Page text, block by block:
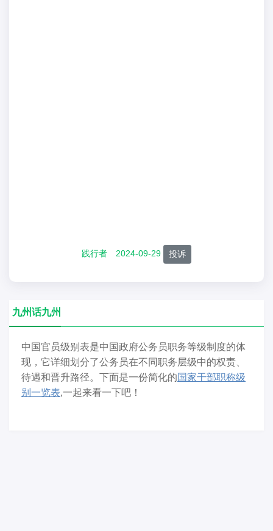
践行者 2024-09-29 投诉
九州话九州
中国官员级别表是中国政府公务员职务等级制度的体
现，它详细划分了公务员在不同职务层级中的权责、
待遇和晋升路径。下面是一份简化的国家干部职称级
别一览表,一起来看一下吧！